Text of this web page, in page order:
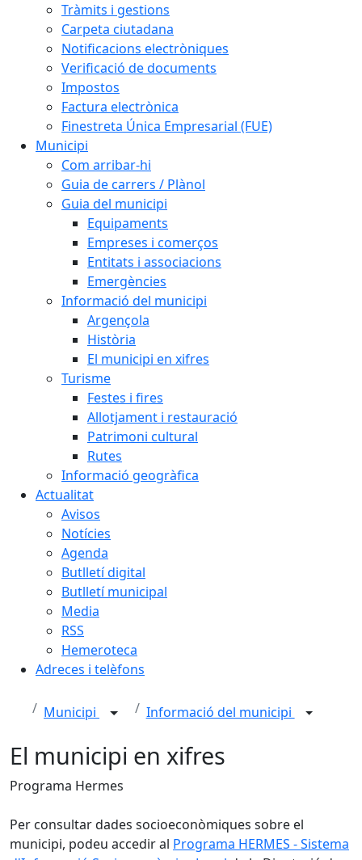
Tràmits i gestions
Carpeta ciutadana
Notificacions electròniques
Verificació de documents
Impostos
Factura electrònica
Finestreta Única Empresarial (FUE)
Municipi
Com arribar-hi
Guia de carrers / Plànol
Guia del municipi
Equipaments
Empreses i comerços
Entitats i associacions
Emergències
Informació del municipi
Argençola
Història
El municipi en xifres
Turisme
Festes i fires
Allotjament i restauració
Patrimoni cultural
Rutes
Informació geogràfica
Actualitat
Avisos
Notícies
Agenda
Butlletí digital
Butlletí municipal
Media
RSS
Hemeroteca
Adreces i telèfons
Municipi Informació del municipi
El municipi en xifres
Programa Hermes
Per consultar dades socioeconòmiques sobre el
municipi, podeu accedir al Programa HERMES - Sistema